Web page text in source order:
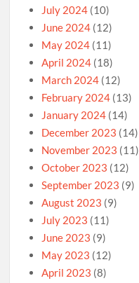
July 2024 (10)
June 2024 (12)
May 2024 (11)
April 2024 (18)
March 2024 (12)
February 2024 (13)
January 2024 (14)
December 2023 (14)
November 2023 (11)
October 2023 (12)
September 2023 (9)
August 2023 (9)
July 2023 (11)
June 2023 (9)
May 2023 (12)
April 2023 (8)